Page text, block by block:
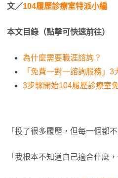
文／104履歷診療室特派小編
本文目錄（點擊可快速前往）
為什麼需要職涯諮詢？
「免費一對一諮詢服務」3
3步驟開始104履歷診療室
「投了很多履歷，但每一個都
「我根本不知道自己適合什麼